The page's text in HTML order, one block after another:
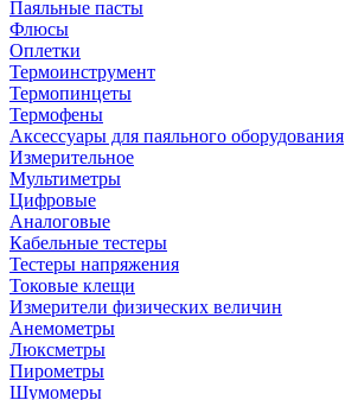
Паяльные пасты
Флюсы
Оплетки
Термоинструмент
Термопинцеты
Термофены
Аксессуары для паяльного оборудования
Измерительное
Мультиметры
Цифровые
Аналоговые
Кабельные тестеры
Тестеры напряжения
Токовые клещи
Измерители физических величин
Анемометры
Люксметры
Пирометры
Шумомеры